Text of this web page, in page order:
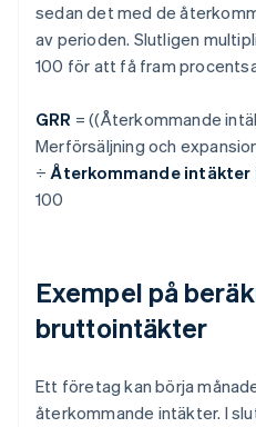
sedan det med de
av perioden. Slutligen
100 för att få fram
GRR = ((Återkommande
Merförsäljning och
÷Återkommande intäkter
100
Exempel på
bruttointäkter
Ett företag kan börja
återkommande intäkter. I